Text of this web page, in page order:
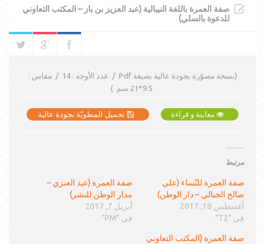
صفة العمرة باللغة النيبالية (عبد العزيز بن باز – المكتب التعاوني
للدعوة بالسلي)
(نسخة مصوّرة بجودة عالية بصيغة Pdf / عدد الأوجه : 14 / مقاس :
معاينة و قراءة تحميل المطويّة بجودة عالية
مرتبط
صفة العمرة للنّساء (علي
صالح الجبالي – دار الوطن)
أغسطس 18, 2017
في "T2"
صفة العمرة (عيد العنزي –
مدار الوطن للنشر)
أبريل 7, 2017
في "PM"
صفة العمرة (المكتب التعاوني